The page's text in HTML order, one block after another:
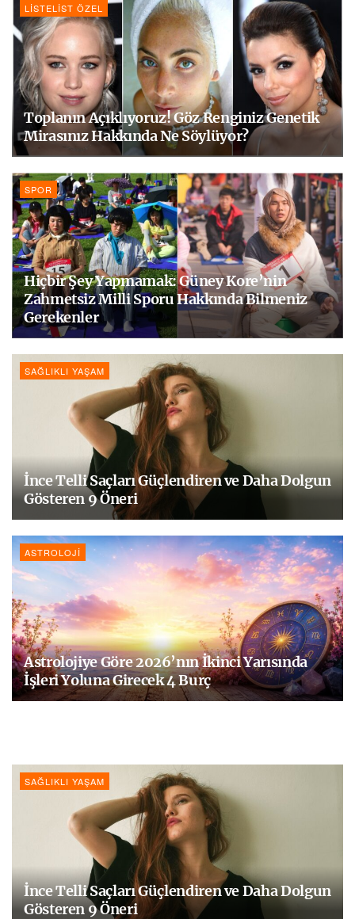
LISTELIST ÖZEL
Toplanın Açıklıyoruz! Göz Renginiz Genetik
Mirasınız Hakkında Ne Söylüyor?
SPOR
Hiçbir Şey Yapmamak: Güney Kore’nin
Zahmetsiz Milli Sporu Hakkında Bilmeniz
Gerekenler
SAĞLIKLI YAŞAM
İnce Telli Saçları Güçlendiren ve Daha Dolgun
Gösteren 9 Öneri
ASTROLOJI
Astrolojiye Göre 2026’nın İkinci Yarısında
İşleri Yoluna Girecek 4 Burç
SAĞLIKLI YAŞAM
İnce Telli Saçları Güçlendiren ve Daha Dolgun
Gösteren 9 Öneri